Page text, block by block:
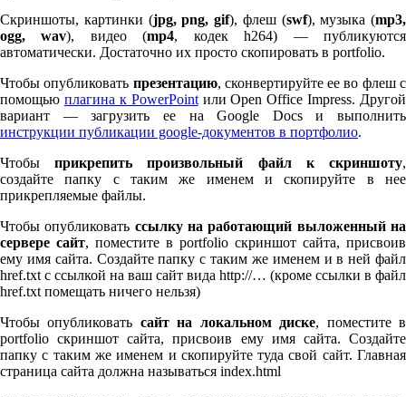
Скриншоты, картинки (jpg, png, gif), флеш (swf), музыка (mp3,
ogg, wav), видео (mp4, кодек h264) — публикуются
автоматически. Достаточно их просто скопировать в port­fo­lio.
Чтобы опубликовать презентацию, сконвертируйте ее во флеш с
помощью плагина к Pow­er­Pointили Open Office Impress. Другой
вариант — загрузить ее на Google Docs и выполнить
инструкции публикации google-документов в портфолио.
Чтобыприкрепить произвольный файл к скриншоту,
создайте папку с таким же именем и скопируйте в нее
прикрепляемые файлы.
Чтобы опубликовать ссылку на работающий выложенный на
сервере сайт, поместите в port­fo­lio скриншот сайта, присвоив
ему имя сайта. Создайте папку с таким же именем и в ней файл
href.txt с ссылкой на ваш сайт вида http://… (кроме ссылки в файл
href.txt помещать ничего нельзя)
Чтобы опубликовать сайт на локальном диске, поместите в
port­fo­lio скриншот сайта, присвоив ему имя сайта. Создайте
папку с таким же именем и скопируйте туда свой сайт. Главная
страница сайта должна называться index.html